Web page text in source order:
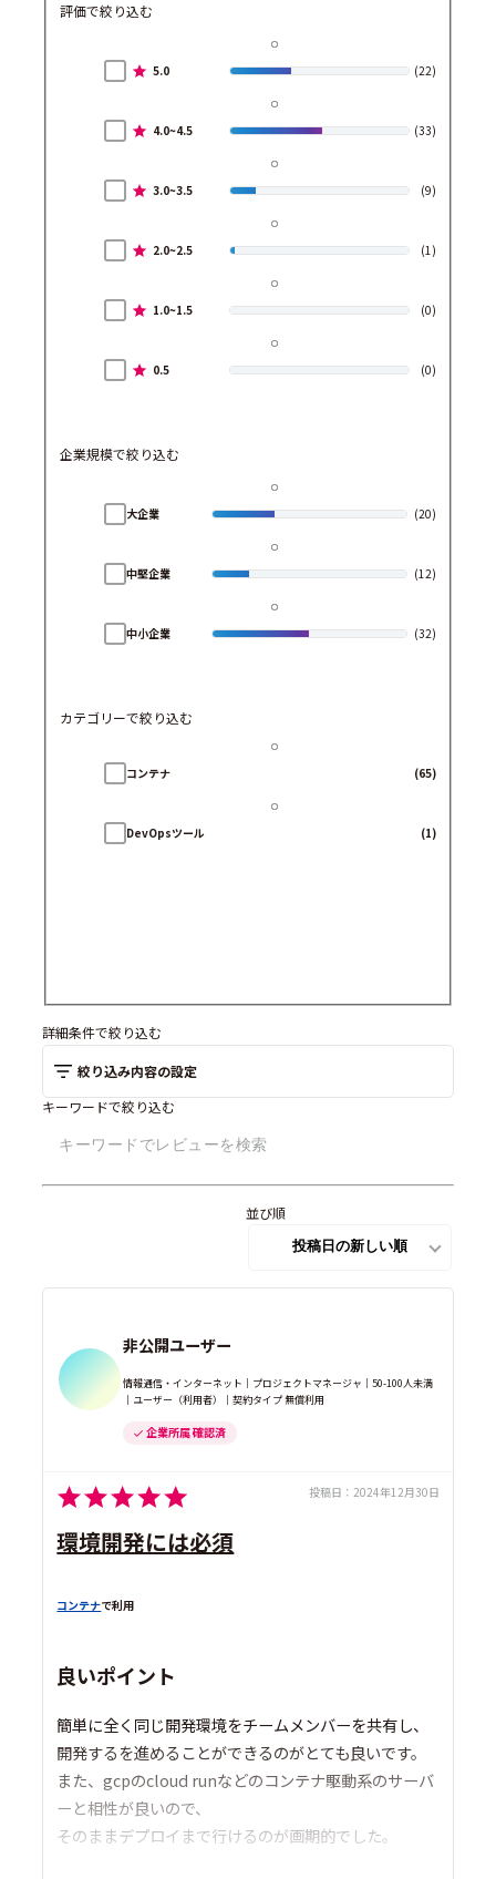
評価で絞り込む
5.0 (22)
4.0~4.5 (33)
3.0~3.5 (9)
2.0~2.5 (1)
1.0~1.5 (0)
0.5 (0)
企業規模で絞り込む
大企業 (20)
中堅企業 (12)
中小企業 (32)
カテゴリーで絞り込む
コンテナ (65)
DevOpsツール (1)
詳細条件で絞り込む
絞り込み内容の設定
キーワードで絞り込む
並び順
非公開ユーザー
情報通信・インターネット｜プロジェクトマネージャ｜50-100人未満
｜ユーザー（利用者）｜契約タイプ 無償利用
企業所属 確認済
投稿日： 2024年12月30日
環境開発には必須
コンテナで利用
良いポイント
簡単に全く同じ開発環境をチームメンバーを共有し、
開発するを進めることができるのがとても良いです。
また、gcpのcloud runなどのコンテナ駆動系のサーバ
ーと相性が良いので、
そのままデプロイまで行けるのが画期的でした。